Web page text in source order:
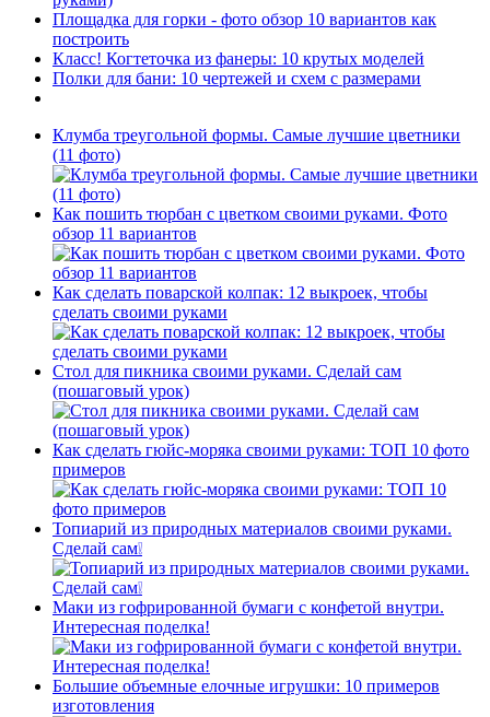
Площадка для горки - фото обзор 10 вариантов как
построить
Класс! Когтеточка из фанеры: 10 крутых моделей
Полки для бани: 10 чертежей и схем с размерами
Клумба треугольной формы. Самые лучшие цветники
(11 фото)
Как пошить тюрбан с цветком своими руками. Фото
обзор 11 вариантов
Как сделать поварской колпак: 12 выкроек, чтобы
сделать своими руками
Стол для пикника своими руками. Сделай сам
(пошаговый урок)
Как сделать гюйс-моряка своими руками: ТОП 10 фото
примеров
Топиарий из природных материалов своими руками.
Сделай сам❕
Маки из гофрированной бумаги с конфетой внутри.
Интересная поделка!
Большие объемные елочные игрушки: 10 примеров
изготовления